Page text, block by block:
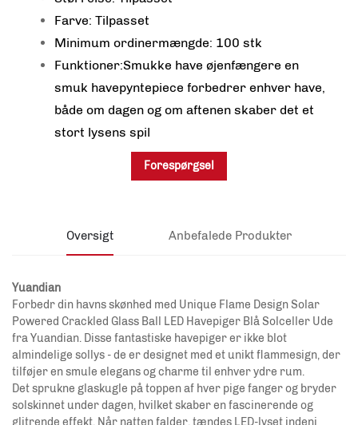
Farve: Tilpasset
Minimum ordinermængde: 100 stk
Funktioner:Smukke have øjenfængere en
smuk havepyntepiece forbedrer enhver have,
både om dagen og om aftenen skaber det et
stort lysens spil
Forespørgsel
Oversigt Anbefalede Produkter
Yuandian
Forbedr din havns skønhed med Unique Flame Design Solar
Powered Crackled Glass Ball LED Havepiger Blå Solceller Ude
fra Yuandian. Disse fantastiske havepiger er ikke blot
almindelige sollys - de er designet med et unikt flammesign, der
tilføjer en smule elegans og charme til enhver ydre rum.
Det sprukne glaskugle på toppen af hver pige fanger og bryder
solskinnet under dagen, hvilket skaber en fascinerende og